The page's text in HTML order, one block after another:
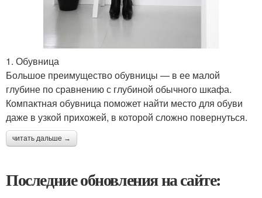
1. Обувница
Большое преимущество обувницы — в ее малой
глубине по сравнению с глубиной обычного шкафа.
Компактная обувница поможет найти место для обуви
даже в узкой прихожей, в которой сложно повернуться.
читать дальше →
Последние обновления на сайте: